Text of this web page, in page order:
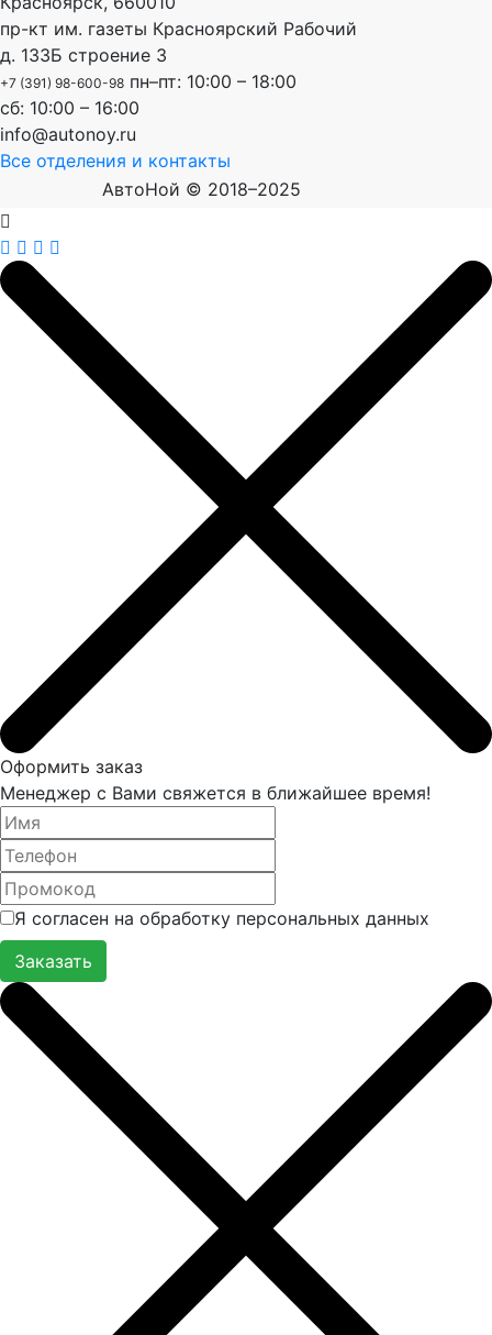
пр-кт им. газеты Красноярский Рабочий
д. 133Б строение 3
+7 (391) 98-600-98 пн–пт: 10:00 – 18:00
сб: 10:00 – 16:00
info@autonoy.ru
Все отделения и контакты
АвтоНой © 2018–2025
Оформить заказ
Менеджер с Вами свяжется в ближайшее время!
Я согласен на обработку персональных данных
Заказать